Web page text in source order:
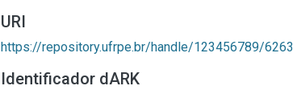
URI
https://repository.ufrpe.br/handle/123456789/6263
Identificador dARK